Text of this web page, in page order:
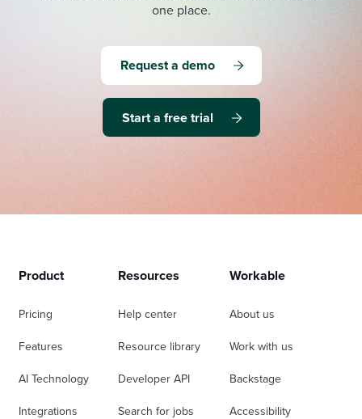
one place.
Request a demo
Start a free trial
Product
Pricing
Features
AI Technology
Integrations
Resources
Help center
Resource library
Developer API
Search for jobs
Workable
About us
Work with us
Backstage
Accessibility